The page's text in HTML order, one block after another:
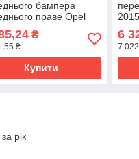
бампера
праве Opel
₴
₴
Купити
6
7
рік